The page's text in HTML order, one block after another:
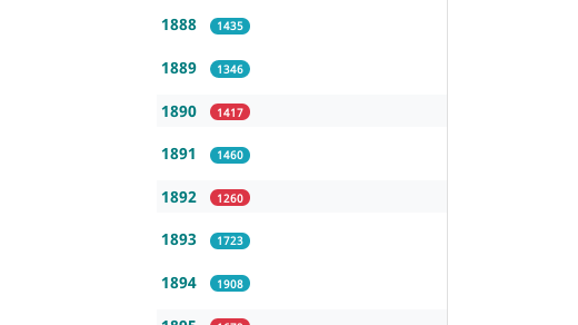
1888 1435
1889 1346
1890 1417
1891 1460
1892 1260
1893 1723
1894 1908